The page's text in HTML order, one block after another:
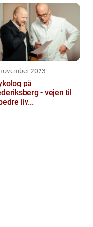
2023
på
- vejen til
liv...